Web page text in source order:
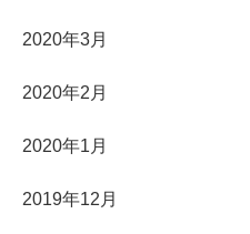
2020年3月
2020年2月
2020年1月
2019年12月